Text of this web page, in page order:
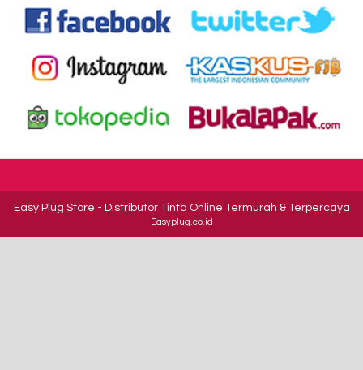
Easy Plug Store - Distributor Tinta Online Termurah & Terpercaya
Easyplug.co.id